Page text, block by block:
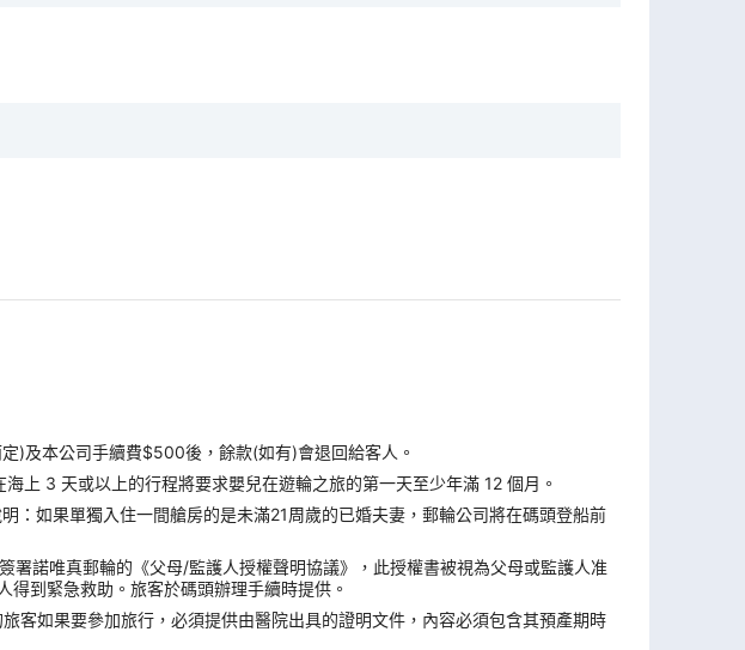
)及本公司手續費$500後，餘款(如有)會退回給客人。
上 3 天或以上的行程將要求嬰兒在遊輪之旅的第一天至少年滿 12 個月。
：如果單獨入住一間艙房的是未滿21周歲的已婚夫妻，郵輪公司將在碼頭登船前
諾唯真郵輪的《父母/監護人授權聲明協議》，此授權書被視為父母或監護人准
到緊急救助。旅客於碼頭辦理手續時提供。
客如果要參加旅行，必須提供由醫院出具的證明文件，內容必須包含其預產期時